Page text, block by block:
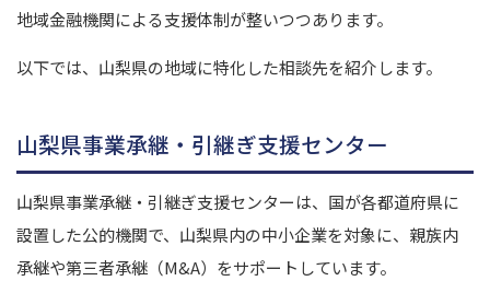
地域金融機関による支援体制が整いつつあります。
以下では、山梨県の地域に特化した相談先を紹介します。
山梨県事業承継・引継ぎ支援センター
山梨県事業承継・引継ぎ支援センターは、国が各都道府県に
設置した公的機関で、山梨県内の中小企業を対象に、親族内
承継や第三者承継（M&A）をサポートしています。